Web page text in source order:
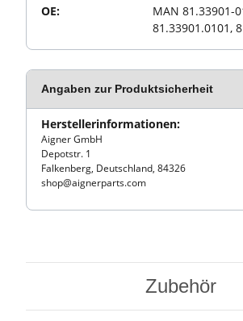
Produkteigenschaft
Wert
OE:
MAN 81.33901-
81.33901.0101,
Angaben zur Produktsicherheit
Herstellerinformationen:
Aigner GmbH
Depotstr. 1
Falkenberg, Deutschland, 84326
shop@aignerparts.com
Zubehör